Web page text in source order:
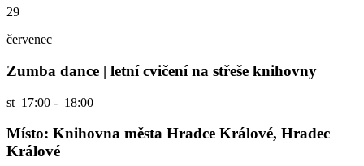
29
červenec
Zumba dance | letní cvičení na střeše knihovny
st 17:00 - 18:00
Místo: Knihovna města Hradce Králové, Hradec
Králové